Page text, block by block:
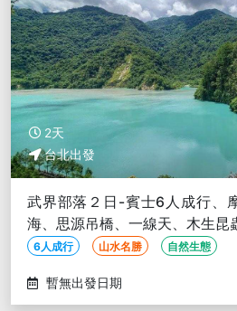
2天
台北出發
武界部落２日-賓士6人成行、
海、思源吊橋、一線天、木生昆
6人成行 山水名勝 自然生態
暫無出發日期